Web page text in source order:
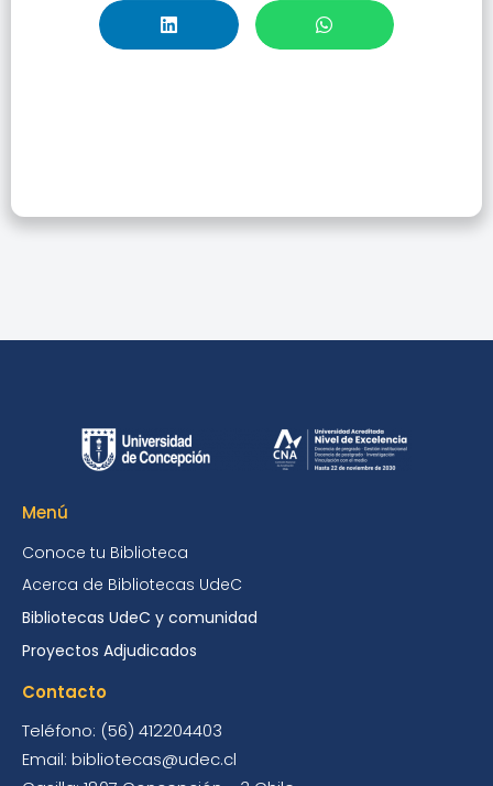
Menú
Conoce tu Biblioteca
Acerca de Bibliotecas UdeC
Bibliotecas UdeC y comunidad
Proyectos Adjudicados
Contacto
Teléfono: (56) 412204403
Email: bibliotecas@udec.cl